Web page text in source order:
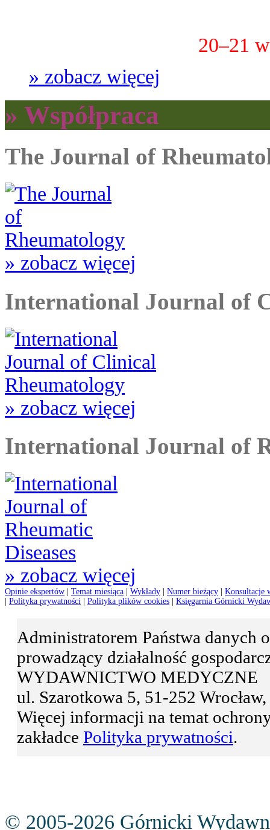
20–21
» zobacz więcej
» Współpraca
The Journal of
» zobacz więcej
International Journal of
» zobacz więcej
International Journal of
» zobacz więcej
Opinie ekspertów Temat miesiąca Wykłady Numer bieżący
Konsultacje
Polityka prywatności Polityka plików cookies Księgarnia Górnicki
Administratorem Państwa
prowadzący działalność
WYDAWNICTWO MEDYCZNE
ul. Szarotkowa 5, 51-252
Więcej informacji na temat
zakładce Polityka prywatności.
© 2005-2026 Górnicki